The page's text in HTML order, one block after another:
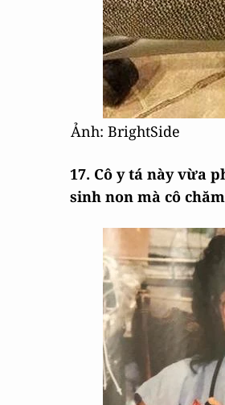
Ảnh: BrightSide
17. Cô y tá này vừa
sinh non mà cô